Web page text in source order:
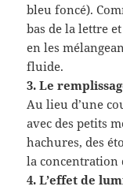
bleu foncé).
bas de la lettre
en les
fluide.
3. Le
Au lieu d’une
avec des petits
hachures, des
la concentration
4. L’effet de